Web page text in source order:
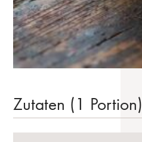
Zutaten (1 Portion)